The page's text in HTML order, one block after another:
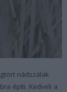
nádszálak
építi. Kedveli a